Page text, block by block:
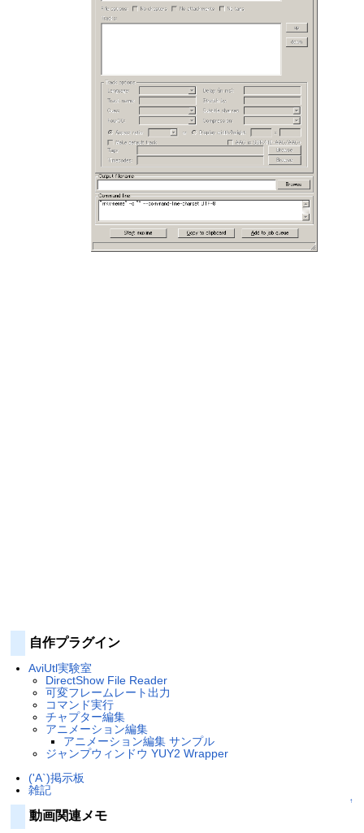
自作プラグイン
AviUtl実験室
DirectShow File Reader
可変フレームレート出力
コマンド実行
チャプター編集
アニメーション編集
アニメーション編集 サンプル
ジャンプウィンドウ YUY2 Wrapper
('A`)掲示板
雑記
↑
動画関連メモ